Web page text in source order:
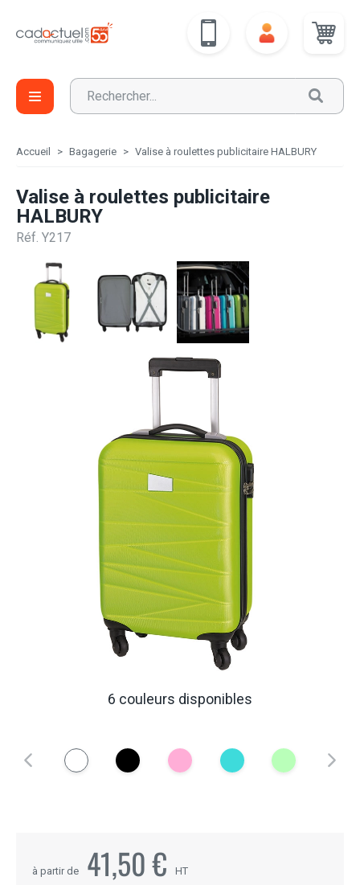
Accueil Bagagerie Valise à roulettes publicitaire HALBURY
Valise à roulettes publicitaire
HALBURY
Réf. Y217
6 couleurs disponibles
à partir de 41,50 € HT